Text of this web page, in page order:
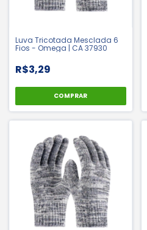
Luva Tricotada Mesclada 6
Fios - Omega | CA 37930
R$3,29
COMPRAR